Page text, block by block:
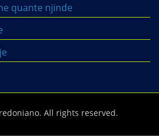
quante njinde
All rights reserved.